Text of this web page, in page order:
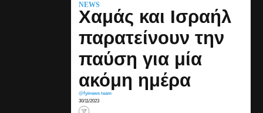
NEWS
Χαμάς και Ισραήλ
παρατείνουν την
παύση για μία
ακόμη ημέρα
@fyinews team
30/11/2023